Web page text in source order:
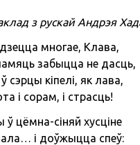
з рускай Андрэя
многае, Клава,
забыцца не дасць,
сэрцы кіпелі, як лава,
і сорам, і страсць!
ў цёмна-сіняй хусціне
і доўжыцца спеў: